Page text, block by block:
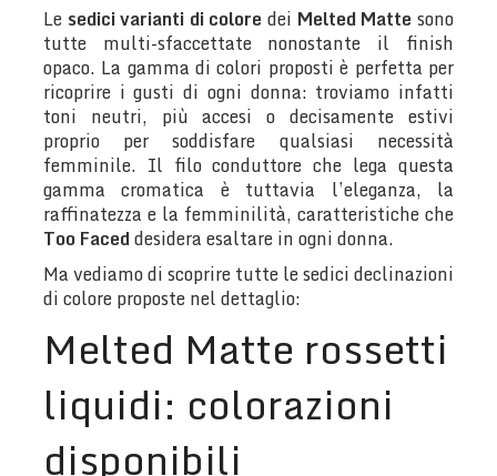
Le sedici varianti di coloredei Melted Mattesono
tutte multi-sfaccettate nonostante il finish
opaco. La gamma di colori proposti è perfetta per
ricoprire i gusti di ogni donna: troviamo infatti
toni neutri, più accesi o decisamente estivi
proprio per soddisfare qualsiasi necessità
femminile. Il filo conduttore che lega questa
gamma cromatica è tuttavia l’eleganza, la
raffinatezza e la femminilità, caratteristiche che
Too Faceddesidera esaltare in ogni donna.
Ma vediamo di scoprire tutte le sedici declinazioni
di colore proposte nel dettaglio:
Melted Matte rossetti
liquidi: colorazioni
disponibili